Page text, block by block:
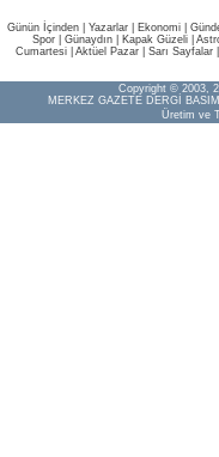
Günün İçinden Yazarlar Ekonomi
Spor
Günaydın Kapak Güzeli
Cumartesi| Aktüel Pazar| Sarı Sayfalar|
Copyright © 2003,
MERKEZ GAZETE DERGİ
Üretim ve